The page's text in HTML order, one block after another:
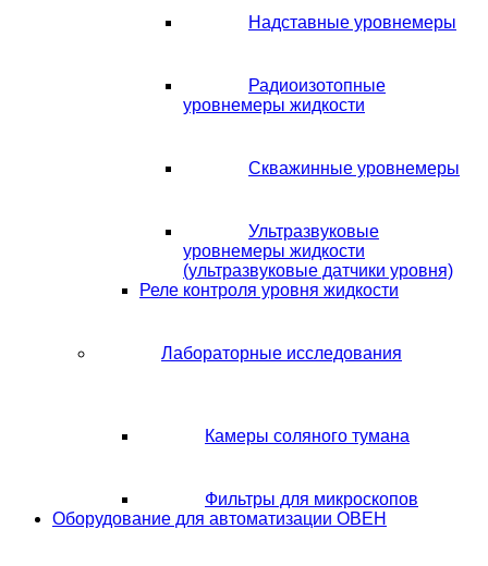
Надставные уровнемеры
Радиоизотопные
уровнемеры жидкости
Скважинные уровнемеры
Ультразвуковые
уровнемеры жидкости
(ультразвуковые датчики уровня)
Реле контроля уровня жидкости
Лабораторные исследования
Камеры соляного тумана
Фильтры для микроскопов
Оборудование для автоматизации ОВЕН